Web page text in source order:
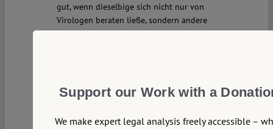
gut, wenn dieselbige sich nicht nur von
Virologen beraten ließe, sondern andere
Perspektiven mitvertreten wären.
Support our Work with a
We make expert legal analysis freely accessible –